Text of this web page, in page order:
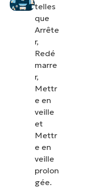
Windows en
Marche/Arrêt
du menu
telles
que
Arrête
r,
Redé
marre
r,
Mettr
e en
veille
et
Mettr
e en
veille
prolon
gée.